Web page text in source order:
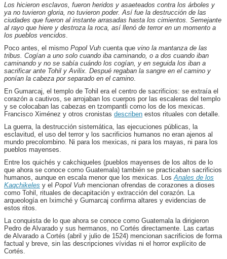
Los hicieron esclavos, fueron heridos y asaeteados contra los árboles y
ya no tuvieron gloria, no tuvieron poder. Así fue la destrucción de las
ciudades que fueron al instante arrasadas hasta los cimientos. Semejante
al rayo que hiere y destroza la roca, así llenó de terror en un momento a
los pueblos vencidos
Poco antes, el mismo Popol Vuh cuenta que vino la mantanza de las
tribus. Cogían a uno solo cuando iba caminando, o a dos cuando iban
caminando y no se sabía cuándo los cogían, y en seguida los iban a
sacrificar ante Tohil y Avilix. Despué regaban la sangre en el camino y
ponían la cabeza por separado en el camino
En Gumarcaj, el templo de Tohil era el centro de sacrificios: se extraía el
corazón a cautivos, se arrojaban los cuerpos por las escaleras del templo
y se colocaban las cabezas en tzompantli como los de los mexicas.
Francisco Ximénez y otros cronistas describen estos rituales con detalle.
La guerra, la destrucción sistemática, las ejecuciones públicas, la
esclavitud, el uso del terror y los sacrificios humanos no eran ajenos al
mundo precolombino. Ni para los mexicas, ni para los mayas, ni para los
pueblos mayenses.
Entre los quichés y cakchiqueles (pueblos mayenses de los altos de lo
que ahora se conoce como Guatemala) también se practicaban sacrificios
humanos, aunque en escala menor que los mexicas. Los Anales de los
Kaqchikeles y el Popol Vuh mencionan ofrendas de corazones a dioses
como Tohil, rituales de decapitación y extracción del corazón. La
arqueología en Iximché y Gumarcaj confirma altares y evidencias de
estos ritos.
La conquista de lo que ahora se conoce como Guatemala la dirigieron
Pedro de Alvarado y sus hermanos, no Cortés directamente. Las cartas
de Alvarado a Cortés (abril y julio de 1524) mencionan sacrificios de forma
factual y breve, sin las descripciones vívidas ni el horror explícito de
Cortés.